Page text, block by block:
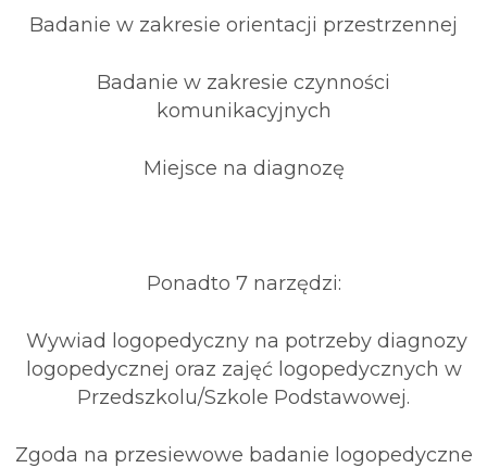
Badanie w zakresie orientacji przestrzennej
Badanie w zakresie czynności
komunikacyjnych
Miejsce na diagnozę
Ponadto 7 narzędzi:
Wywiad logopedyczny na potrzeby diagnozy
logopedycznej oraz zajęć logopedycznych w
Przedszkolu/Szkole Podstawowej.
Zgoda na przesiewowe badanie logopedyczne